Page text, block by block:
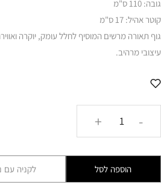
גובה: 110 ס"מ
קוטר אהיל: 17 ס"מ
גוף תאורה מרשים המוסיף לחלל עומק, יוקרה
עיצובי מרהיב.
-
+
הוספה לסל לקניה עם